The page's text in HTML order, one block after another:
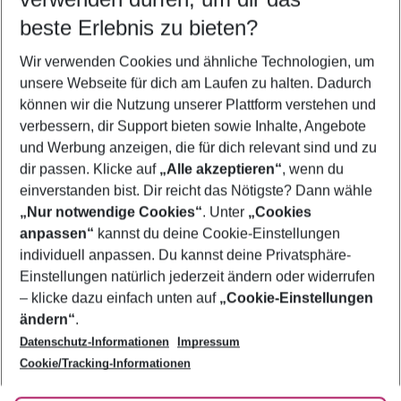
5-8 Nächte
2 Erwachsene Keine Kinder
Mehr Filter anzeigen
Footer
Footer navigation
Über uns
AGB
Bestpreisgarantie
Cookie-Einstellungen ändern
Cookie-Richtlinie
Agenturbetreuung
Barrierefreies Reisen
Folge uns
beste Erlebnis zu bieten?
Wir verwenden Cookies und ähnliche Technologien, um
unsere Webseite für dich am Laufen zu halten. Dadurch
können wir die Nutzung unserer Plattform verstehen und
verbessern, dir Support bieten sowie Inhalte, Angebote
und Werbung anzeigen, die für dich relevant sind und zu
dir passen. Klicke auf „Alle akzeptieren“, wenn du
einverstanden bist. Dir reicht das Nötigste? Dann wähle
„Nur notwendige Cookies“. Unter „Cookies
anpassen“ kannst du deine Cookie-Einstellungen
individuell anpassen. Du kannst deine Privatsphäre-
Einstellungen natürlich jederzeit ändern oder widerrufen
– klicke dazu einfach unten auf „Cookie-Einstellungen
ändern“.
Datenschutz-Informationen
Impressum
Cookie/Tracking-Informationen